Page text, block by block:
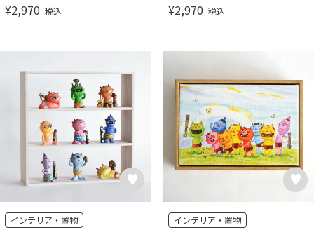
¥2,970 税込 ¥2,970 税込
インテリア・置物
インテリア・置物